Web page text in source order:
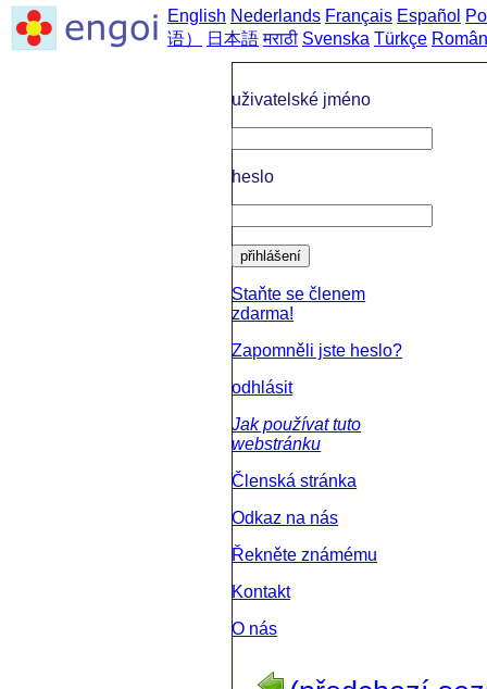
English Nederlands Français Español
语）
日本語 मराठी Svenska Türkçe
uživatelské jméno
heslo
přihlášení
Staňte se členem
zdarma!
Zapomněli jste heslo?
odhlásit
Jak používat tuto
webstránku
Členská stránka
Odkaz na nás
Řekněte známému
Kontakt
O nás